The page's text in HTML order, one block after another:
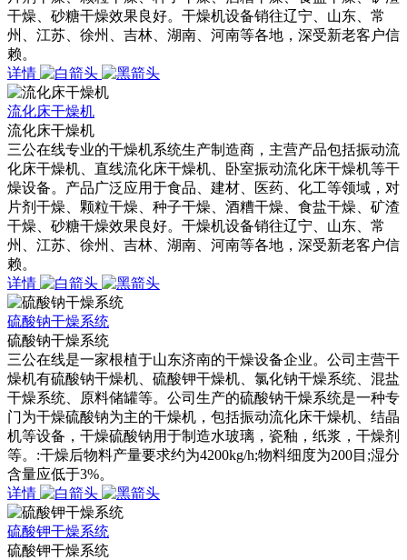
干燥、砂糖干燥效果良好。干燥机设备销往辽宁、山东、常
州、江苏、徐州、吉林、湖南、河南等各地，深受新老客户信
赖。
详情
流化床干燥机
流化床干燥机
三公在线专业的干燥机系统生产制造商，主营产品包括振动流
化床干燥机、直线流化床干燥机、卧室振动流化床干燥机等干
燥设备。产品广泛应用于食品、建材、医药、化工等领域，对
片剂干燥、颗粒干燥、种子干燥、酒糟干燥、食盐干燥、矿渣
干燥、砂糖干燥效果良好。干燥机设备销往辽宁、山东、常
州、江苏、徐州、吉林、湖南、河南等各地，深受新老客户信
赖。
详情
硫酸钠干燥系统
硫酸钠干燥系统
三公在线是一家根植于山东济南的干燥设备企业。公司主营干
燥机有硫酸钠干燥机、硫酸钾干燥机、氯化钠干燥系统、混盐
干燥系统、原料储罐等。公司生产的硫酸钠干燥系统是一种专
门为干燥硫酸钠为主的干燥机，包括振动流化床干燥机、结晶
机等设备，干燥硫酸钠用于制造水玻璃，瓷釉，纸浆，干燥剂
等。:干燥后物料产量要求约为4200kg/h;物料细度为200目;湿分
含量应低于3%。
详情
硫酸钾干燥系统
硫酸钾干燥系统